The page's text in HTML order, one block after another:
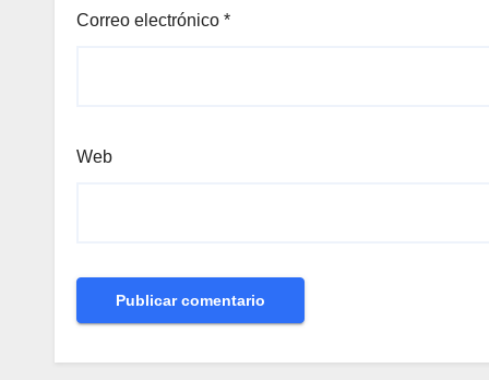
Correo electrónico *
Web